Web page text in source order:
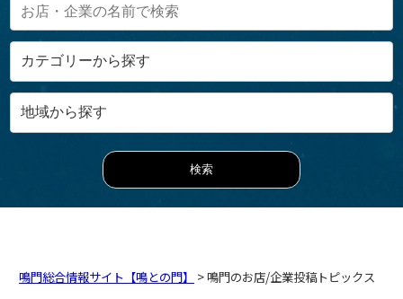
鳴門総合情報サイト【鳴との門】 > 鳴門のお店/企業投稿トピックス